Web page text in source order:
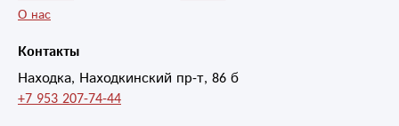
Контакты
Находка, Находкинский пр-т, 86 б
+7 953 207-74-44
О нас